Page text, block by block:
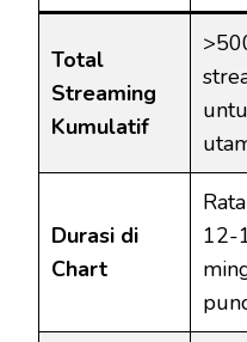
Total
Streaming
Kumulatif
Durasi di
Chart
12-